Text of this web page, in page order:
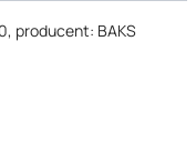
producent: BAKS